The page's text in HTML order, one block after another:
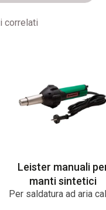
correlati
Leister manuali
manti sintetici
Per saldatura ad aria